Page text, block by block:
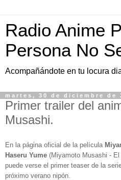
Radio Anime
Persona No
Acompañándote en tu locura
martes, 30 de diciembre de
Primer trailer del
Musashi.
En la página oficial de la película
Haseru Yume (Miyamoto Musashi -
puede verse el primer teaser de la
próximo verano nipón.